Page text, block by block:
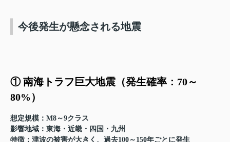
今後発生が懸念される地震
① 南海トラフ巨大地震（発生確率：70～
80%）
想定規模 ：M8～9クラス
影響地域 ：東海・近畿・四国・九州
特徴 ：津波の被害が大きく、過去100～150年ごとに発生